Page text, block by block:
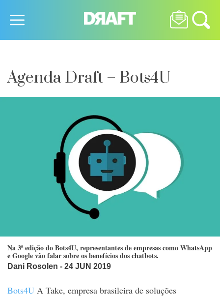
Agenda Draft – Bots4U
Na 3ª edição do Bots4U, representantes de empresas como WhatsApp
e Google vão falar sobre os benefícios dos chatbots.
Dani Rosolen - 24 JUN 2019
Bots4U A Take, empresa brasileira de soluções